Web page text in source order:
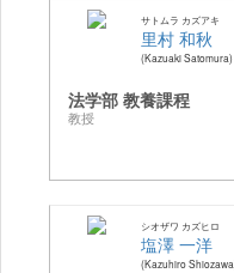
サトムラ カズアキ
里村 和秋
Kazuaki Satomura
法学部 教養課程
教授
シオザワ カズヒロ
塩澤 一洋
Kazuhiro Shiozawa